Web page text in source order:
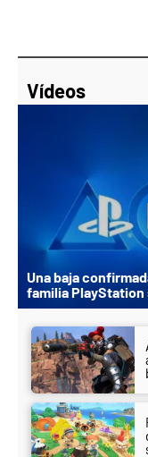
Vídeos
Una baja
familia